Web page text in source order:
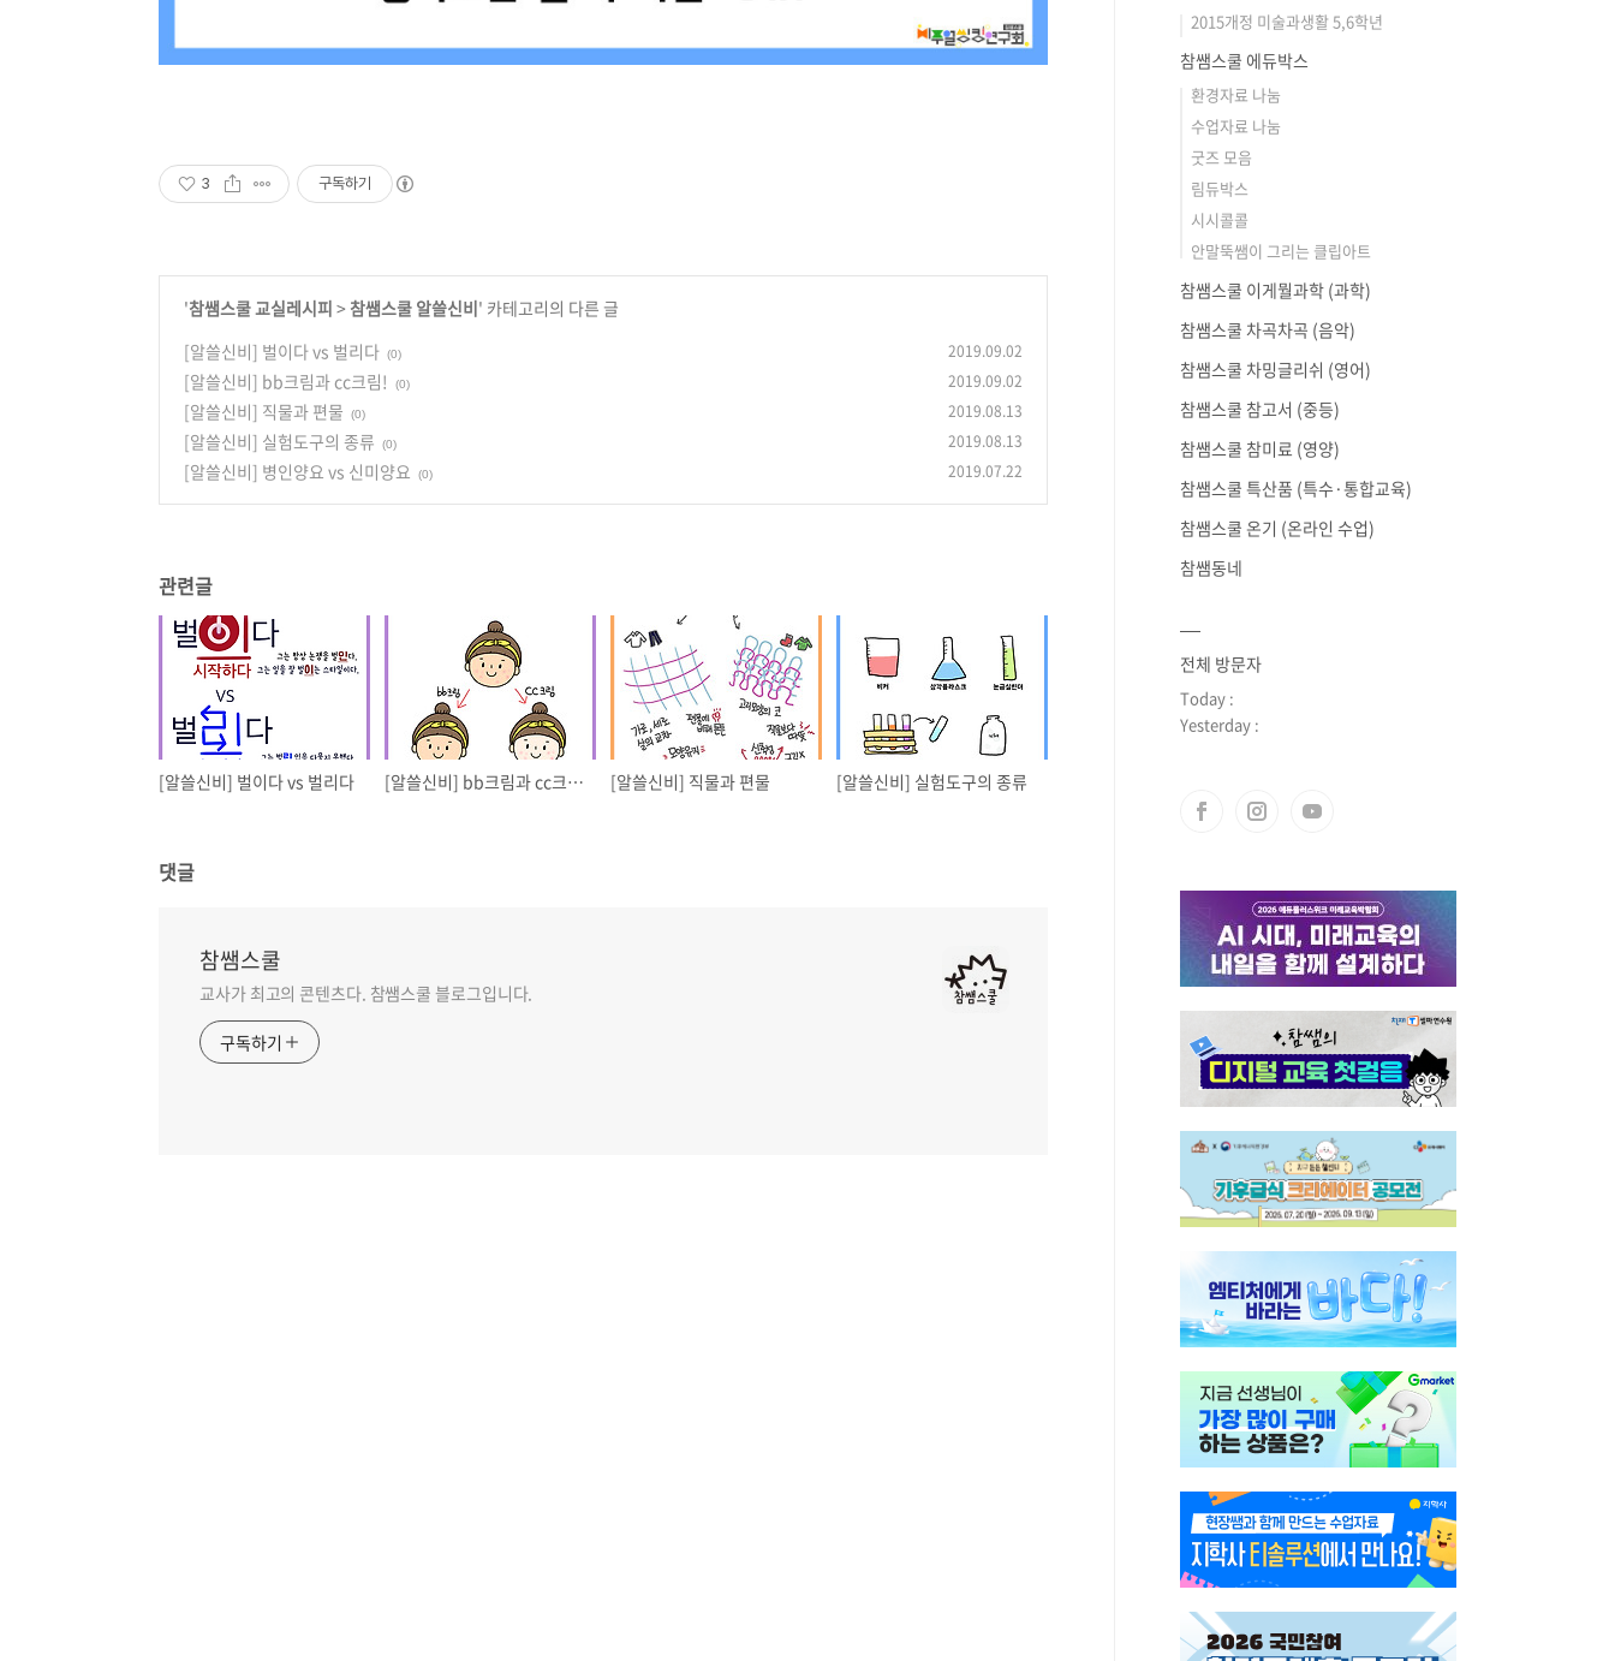
3 구독하기
'참쌤스쿨 교실레시피 > 참쌤스쿨 알쓸신비' 카테고리의 다른 글
[알쓸신비] 벌이다 vs 벌리다 (0) 2019.09.02
[알쓸신비] bb크림과 cc크림! (0) 2019.09.02
[알쓸신비] 직물과 편물 (0) 2019.08.13
[알쓸신비] 실험도구의 종류 (0) 2019.08.13
[알쓸신비] 병인양요 vs 신미양요 (0) 2019.07.22
관련글
[알쓸신비] 벌이다 vs 벌리다 [알쓸신비] bb크림과 cc크림! [알쓸신비] 직물과 편물 [알쓸신비] 실험도구의 종류
댓글
참쌤스쿨
교사가 최고의 콘텐츠다. 참쌤스쿨 블로그입니다.
구독하기
2015개정 미술과생활 5,6학년
참쌤스쿨 에듀박스
환경자료 나눔
수업자료 나눔
굿즈 모음
림듀박스
시시콜콜
안말뚝쌤이 그리는 클립아트
참쌤스쿨 이게뭘과학 (과학)
참쌤스쿨 차곡차곡 (음악)
참쌤스쿨 차밍글리쉬 (영어)
참쌤스쿨 참고서 (중등)
참쌤스쿨 참미료 (영양)
참쌤스쿨 특산품 (특수·통합교육)
참쌤스쿨 온기 (온라인 수업)
참쌤동네
전체 방문자
Today :
Yesterday :